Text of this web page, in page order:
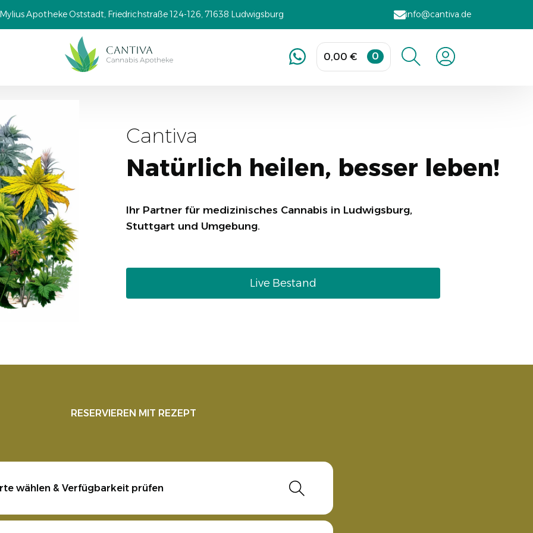
Apotheke Oststadt, Friedrichstraße 124-126, 71638 Ludwigsburg info@cantiva.de
0,00 €
0
Cantiva
Natürlich heilen, besser leben!
Ihr Partner für medizinisches Cannabis in Ludwigsburg,
Stuttgart und Umgebung.
Live Bestand
RESERVIEREN MIT REZEPT
wählen & Verfügbarkeit prüfen